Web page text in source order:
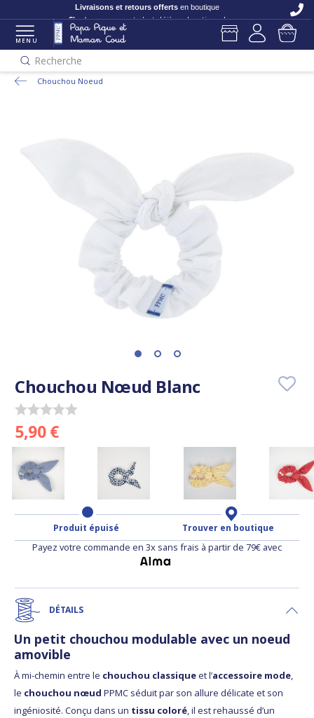
Livraisons et retours offerts en boutique
C'est nouveau et c'est déjà en boutique !
MENU
Recherche
Chouchou Noeud
Chouchou Nœud Blanc
5,90 €
Produit épuisé Trouver en boutique
Payez votre commande en 3x sans frais à partir de 79€ avec
DÉTAILS
Un petit chouchou modulable avec un noeud
amovible
À mi-chemin entre le chouchou classiqueet l’accessoire mode,
le chouchou nœud PPMC séduit par son allure délicate et son
ingéniosité. Conçu dans un tissu coloré, il est rehaussé d’un